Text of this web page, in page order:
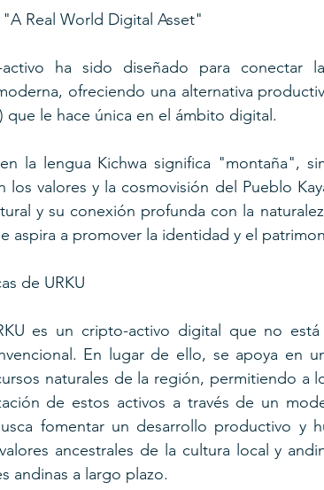
Real World Digital Asset"
ha sido diseñado para conectar
ofreciendo una alternativa
que le hace única en el ámbito digital.
la lengua Kichwa significa "montaña",
los valores y la cosmovisión del Pueblo
y su conexión profunda con la
aspira a promover la identidad y el
de URKU
es un cripto-activo digital que no
En lugar de ello, se apoya en
naturales de la región, permitiendo a
de estos activos a través de un
fomentar un desarrollo productivo y
ancestrales de la cultura local y
andinas a largo plazo.